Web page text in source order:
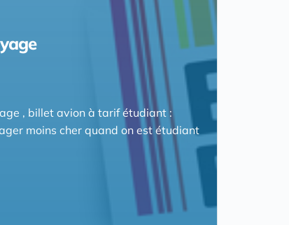
, billet avion à tarif étudiant :
moins cher quand on est étudiant